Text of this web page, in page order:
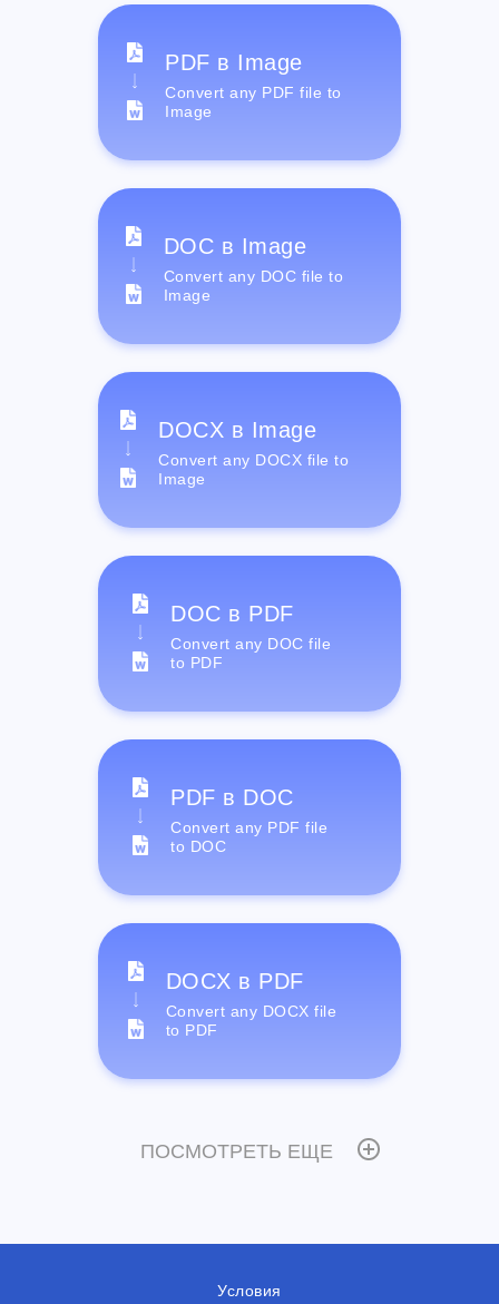
PDF в Image
Convert any PDF file to
Image
DOC в Image
Convert any DOC file to
Image
DOCX в Image
Convert any DOCX file to
Image
DOC в PDF
Convert any DOC file
to PDF
PDF в DOC
Convert any PDF file
to DOC
DOCX в PDF
Convert any DOCX file
to PDF
ПОСМОТРЕТЬ ЕЩЕ
Условия